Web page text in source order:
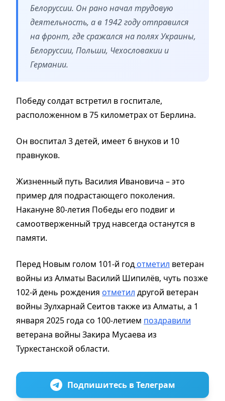
Белоруссии. Он рано начал трудовую
деятельность, а в 1942 году отправился
на фронт, где сражался на полях Украины,
Белоруссии, Польши, Чехословакии и
Германии.
Победу солдат встретил в госпитале,
расположенном в 75 километрах от Берлина.
Он воспитал 3 детей, имеет 6 внуков и 10
правнуков.
Жизненный путь Василия Ивановича – это
пример для подрастающего поколения.
Накануне 80-летия Победы его подвиг и
самоотверженный труд навсегда останутся в
памяти.
Перед Новым голом 101-й год отметил ветеран
войны из Алматы Василий Шипилёв, чуть позже
102-й день рождения отметил другой ветеран
войны Зулхарнай Сеитов также из Алматы, а 1
января 2025 года со 100-летием поздравили
ветерана войны Закира Мусаева из
Туркестанской области.
Подпишитесь в Телеграм